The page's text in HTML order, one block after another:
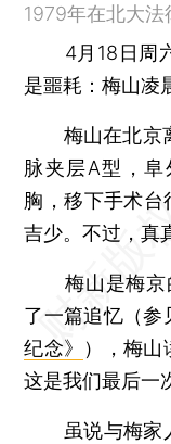
1979年在北大法
4月18日周六
是噩耗：梅山凌
梅山在北京离
脉夹层A型，
胸，移下手术台
吉少。不过，真
梅山是梅京
了一篇追忆（参
纪念》
），梅山
这是我们最后一
虽说与梅家人